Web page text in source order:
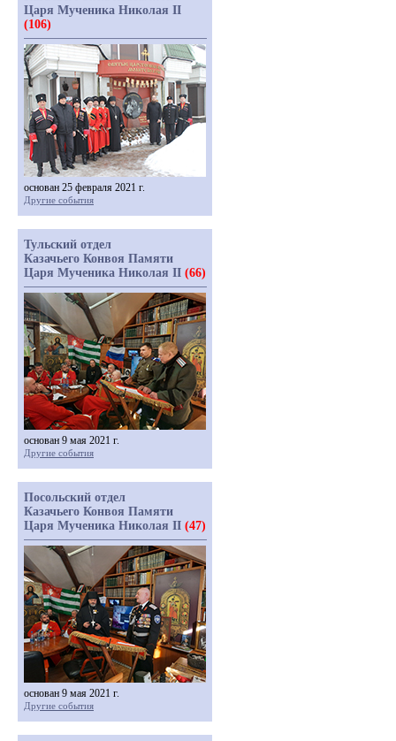
Царя Мученика Николая II
(106)
основан 25 февраля 2021 г.
Другие события
Тульский отдел
Казачьего Конвоя Памяти
Царя Мученика Николая II (66)
основан 9 мая 2021 г.
Другие события
Посольский отдел
Казачьего Конвоя Памяти
Царя Мученика Николая II (47)
основан 9 мая 2021 г.
Другие события